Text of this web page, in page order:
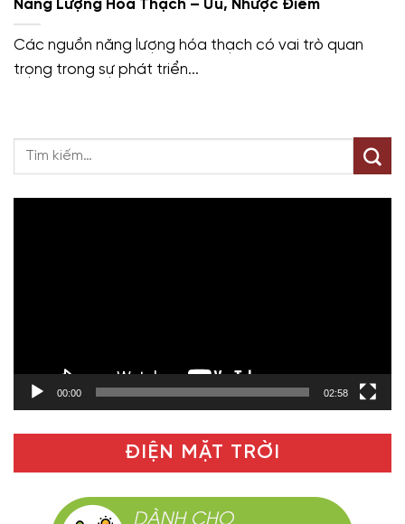
Năng Lượng Hóa Thạch – Ưu, Nhược Điểm
Các nguồn năng lượng hóa thạch có vai trò quan
trọng trong sự phát triển...
00:00 02:58
ĐIỆN MẶT TRỜI